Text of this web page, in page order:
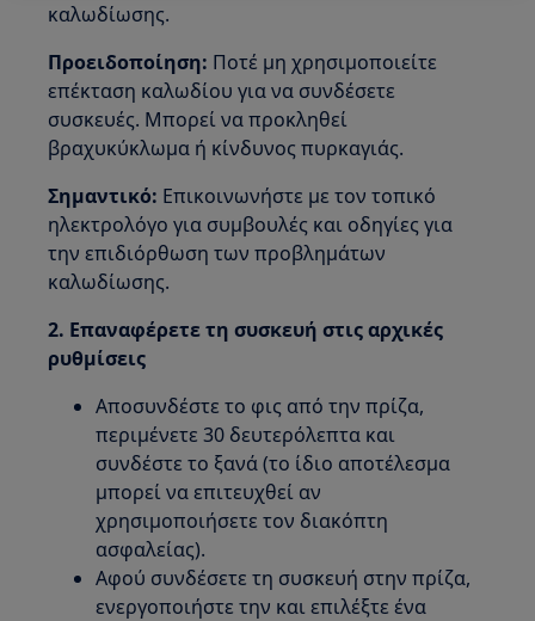
καλωδίωσης.
Προειδοποίηση: Ποτέ μη χρησιμοποιείτε
επέκταση καλωδίου για να συνδέσετε
συσκευές. Μπορεί να προκληθεί
βραχυκύκλωμα ή κίνδυνος πυρκαγιάς.
Σημαντικό: Επικοινωνήστε με τον τοπικό
ηλεκτρολόγο για συμβουλές και οδηγίες για
την επιδιόρθωση των προβλημάτων
καλωδίωσης.
2. Επαναφέρετε τη συσκευή στις αρχικές
ρυθμίσεις
Αποσυνδέστε το φις από την πρίζα,
περιμένετε 30 δευτερόλεπτα και
συνδέστε το ξανά (το ίδιο αποτέλεσμα
μπορεί να επιτευχθεί αν
χρησιμοποιήσετε τον διακόπτη
ασφαλείας).
Αφού συνδέσετε τη συσκευή στην πρίζα,
ενεργοποιήστε την και επιλέξτε ένα